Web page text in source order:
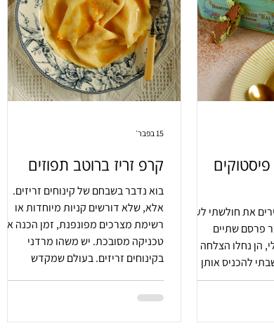
את חולשתי לעוגת
כבר פרסם שתיים
הן נחלו הצלחה לא
להכניס אותן
או לחילופין
ולפזר אותן
קרפ זריז ברוטב תפוזים
בוא נדבר בשבחם של קינוחים זריזים.
אלא, שלא דורשים קניות מיוחדות או
רשימת מצרכים מפונפנת, זמן הכנה או
טכניקה מסובכת. יש משהו מרדני
בקינוחים זריזים. בעולם שמקדש
פשטות. קמח, ביצים, חלב ותפוזים. מחבת
לא פשרה. לפעמים, פשטות היא בחירה.
15 בפבר׳